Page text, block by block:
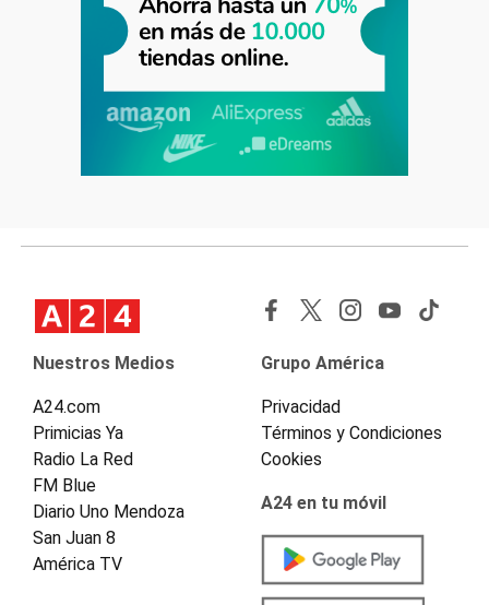
Nuestros Medios
A24.com
Primicias Ya
Radio La Red
FM Blue
Diario Uno Mendoza
San Juan 8
América TV
Grupo América
Privacidad
Términos y Condiciones
Cookies
A24 en tu móvil